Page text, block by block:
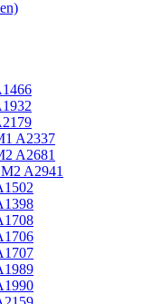
A2337
A2681
A2941